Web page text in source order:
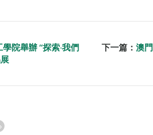
院舉辦 “探索‧我們
下一篇： 澳